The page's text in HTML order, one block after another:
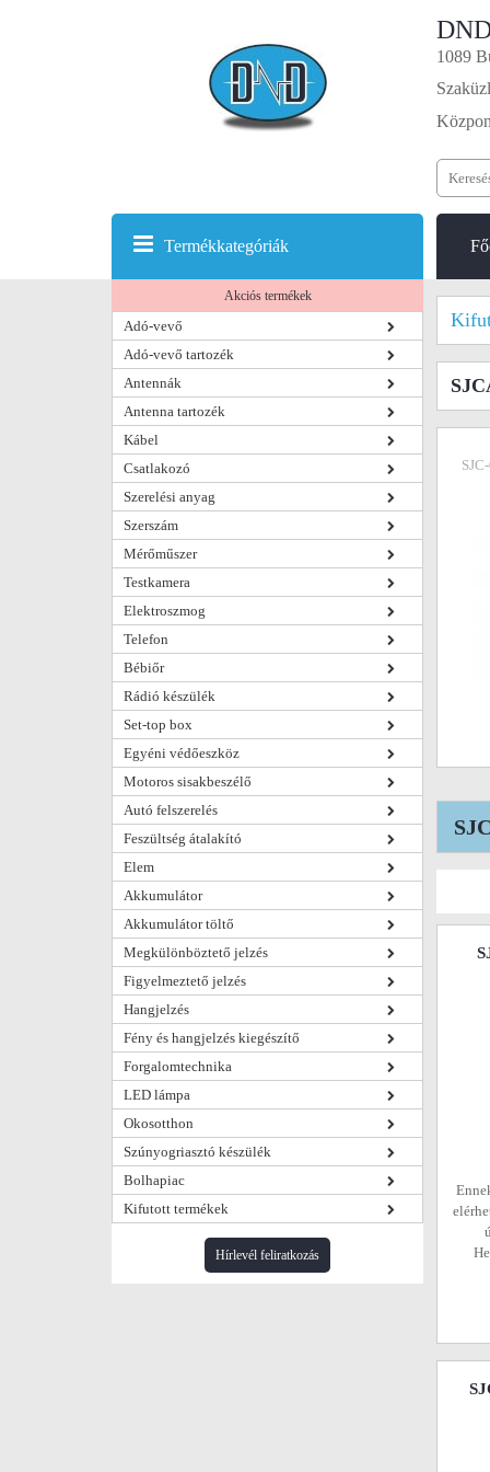
1089
Termékkategóriák
Akciós termékek
Adó-vevő
Adó-vevő tartozék
Antennák
Antenna tartozék
Kábel
Csatlakozó
Szerelési anyag
Szerszám
Mérőműszer
Testkamera
Elektroszmog
Telefon
Bébiőr
Rádió készülék
Set-top box
Egyéni védőeszköz
Motoros sisakbeszélő
Autó felszerelés
Feszültség átalakító
Elem
Akkumulátor
Akkumulátor töltő
Megkülönböztető jelzés
Figyelmeztető jelzés
Hangjelzés
Fény és hangjelzés kiegészítő
Forgalomtechnika
LED lámpa
Okosotthon
Szúnyogriasztó készülék
Bolhapiac
Kifutott termékek
Hírlevél feliratkozás